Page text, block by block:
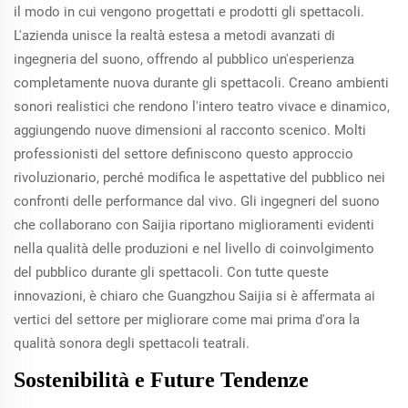
il modo in cui vengono progettati e prodotti gli spettacoli.
L'azienda unisce la realtà estesa a metodi avanzati di
ingegneria del suono, offrendo al pubblico un'esperienza
completamente nuova durante gli spettacoli. Creano ambienti
sonori realistici che rendono l'intero teatro vivace e dinamico,
aggiungendo nuove dimensioni al racconto scenico. Molti
professionisti del settore definiscono questo approccio
rivoluzionario, perché modifica le aspettative del pubblico nei
confronti delle performance dal vivo. Gli ingegneri del suono
che collaborano con Saijia riportano miglioramenti evidenti
nella qualità delle produzioni e nel livello di coinvolgimento
del pubblico durante gli spettacoli. Con tutte queste
innovazioni, è chiaro che Guangzhou Saijia si è affermata ai
vertici del settore per migliorare come mai prima d'ora la
qualità sonora degli spettacoli teatrali.
Sostenibilità e Future Tendenze